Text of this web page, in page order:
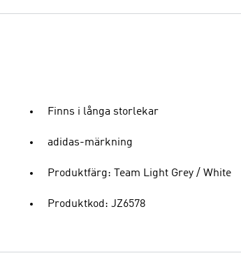
Finns i långa storlekar
adidas-märkning
Produktfärg: Team Light Grey / White
Produktkod: JZ6578